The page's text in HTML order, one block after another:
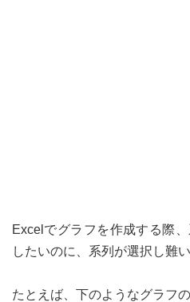
Excelでグラフを作成する際
したいのに、系列が選択し難
たとえば、下のようなグラフの